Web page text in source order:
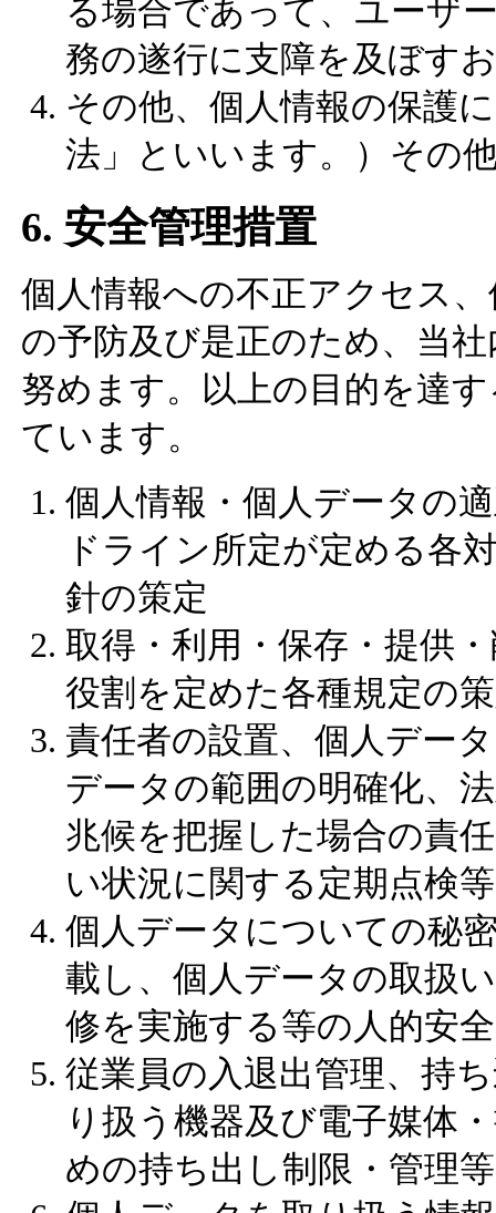
る場合であって、ユーザ
務の遂行に支障を及ぼす
その他、個人情報の保護
法」といいます。）その
6. 安全管理措置
個人情報への不正アクセス
の予防及び是正のため、当
努めます。以上の目的を達
ています。
個人情報・個人データの
ドライン所定が定める各
針の策定
取得・利用・保存・提供
役割を定めた各種規定の
責任者の設置、個人デー
データの範囲の明確化、
兆候を把握した場合の責
い状況に関する定期点検
個人データについての秘
載し、個人データの取扱
修を実施する等の人的安
従業員の入退出管理、持
り扱う機器及び電子媒体
めの持ち出し制限・管理